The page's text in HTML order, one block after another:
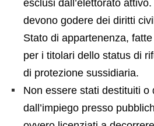
esclusi dall’elettorato
devono godere dei diritti
Stato di appartenenza,
per i titolari dello status di
di protezione sussidiaria.
Non essere stati destituiti o
dall’impiego presso